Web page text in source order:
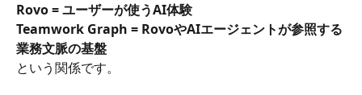
Rovo = ユーザーが使うAI体験
Teamwork Graph = RovoやAIエージェントが参照する
業務文脈の基盤
という関係です。